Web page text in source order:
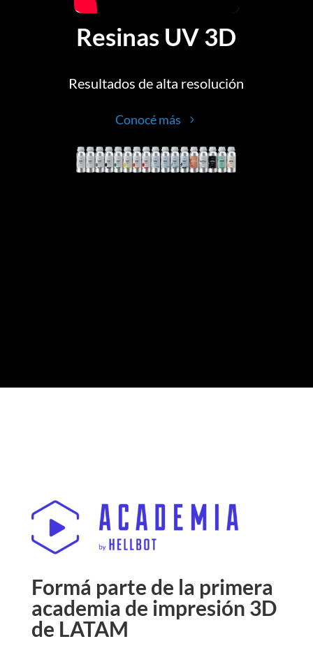
Resinas UV 3D
Resultados de alta resolución
Conocé más
Formá parte de la primera
academia de impresión 3D
de LATAM